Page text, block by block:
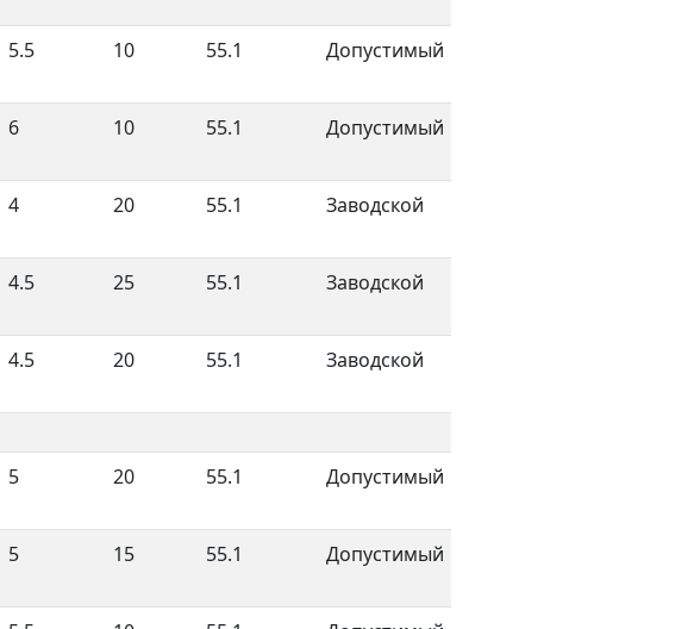
5.5 10 55.1 Допустимый
6 10 55.1 Допустимый
4 20 55.1 Заводской
4.5 25 55.1 Заводской
4.5 20 55.1 Заводской
5 20 55.1 Допустимый
5 15 55.1 Допустимый